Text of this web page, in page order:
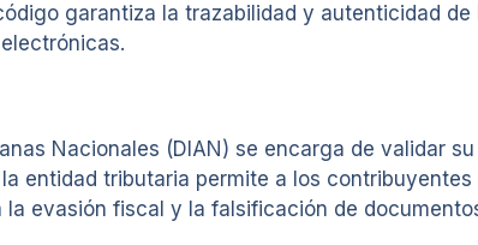
garantiza la trazabilidad y autenticidad de
Nacionales (DIAN) se encarga de validar
entidad tributaria permite a los contribuyentes
evasión fiscal y la falsificación de